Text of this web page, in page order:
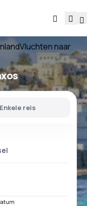
Vluchten naar
Enkele reis